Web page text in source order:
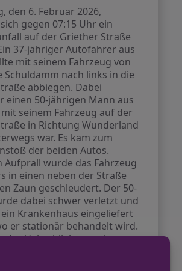
den 6. Februar 2026,
gegen 07:15 Uhr ein
auf der Griether Straße
37-jähriger Autofahrer aus
mit seinem Fahrzeug von
Schuldamm nach links in die
abbiegen. Dabei
einen 50-jährigen Mann aus
seinem Fahrzeug auf der
in Richtung Wunderland
war. Es kam zum
der beiden Autos.
Aufprall wurde das Fahrzeug
in einen neben der Straße
Zaun geschleudert. Der 50-
dabei schwer verletzt und
Krankenhaus eingeliefert
er stationär behandelt wird.
des Volvo blieb unverletzt.
wurden durch den
beschädigt und mussten